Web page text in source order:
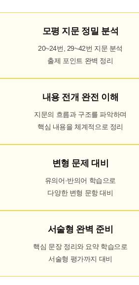
모평 지문 정밀 분석
20~24번, 29~42번 지문 분석
출제 포인트 완벽 정리
내용 전개 완전 이해
지문의 흐름과 구조를 파악하며
핵심 내용을 체계적으로 정리
변형 문제 대비
유의어·반의어 학습으로
다양한 변형 문항 대비
서술형 완벽 준비
핵심 문장 정리와 요약 학습으로
서술형 평가까지 대비